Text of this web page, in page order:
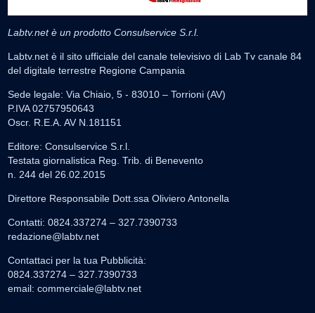
Labtv.net è un prodotto Consulservice S.r.l.
Labtv.net è il sito ufficiale del canale televisivo di Lab Tv canale 84
del digitale terrestre Regione Campania
Sede legale: Via Chiaio, 5 - 83010 – Torrioni (AV)
P.IVA 02757950643
Oscr. R.E.A. AV N.181151
Editore: Consulservice S.r.l.
Testata giornalistica Reg. Trib. di Benevento
n. 244 del 26.02.2015
Direttore Responsabile Dott.ssa Oliviero Antonella
Contatti: 0824.337274 – 327.7390733
redazione@labtv.net
Contattaci per la tua Pubblicità:
0824.337274 – 327.7390733
email: commerciale@labtv.net